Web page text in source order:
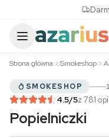
Strona główna Smokeshop
SMOKESHOP
4.5/5z 781
Popielniczki